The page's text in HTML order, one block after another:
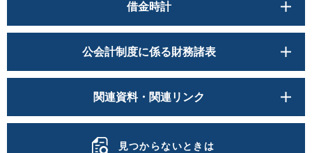
借金時計
公会計制度に係る財務諸表
関連資料・関連リンク
見つからないときは